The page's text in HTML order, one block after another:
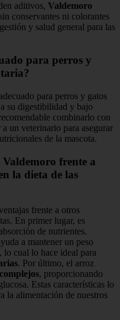
aditivos, Valdemoro
conservantes ni colorantes
y salud general para las
para perros y
para perros y gatos
su digestibilidad y bajo
combinarlo con
un veterinario para asegurar
de la mascota.
frente a
la dieta de las
frente a otros
En primer lugar, es
de nutrientes.
a mantener un peso
lo cual lo hace ideal para
. Por último, el arroz
, proporcionando
Estas características lo
la alimentación de nuestros